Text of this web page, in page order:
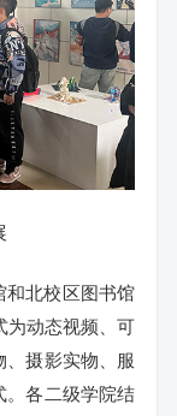
和北校区图书馆
为动态视频、可
、摄影实物、服
。各二级学院结